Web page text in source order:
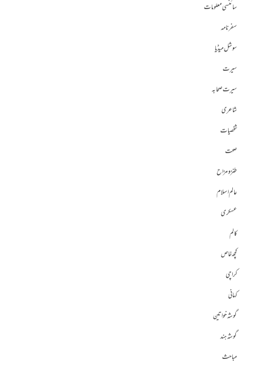
سائنسی معلومات
سفرنامہ
سوشل میڈیا
سیرت
سیرت صحابہ
شاعری
شخصیات
صحت
طنز و مزاح
عالم اسلام
عسکری
کالم
کچھ خاص
کراچی
کہانی
گوشہ خواتین
گوشہ ہند
مباحث